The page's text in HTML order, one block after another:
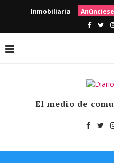
Inmobiliaria Anúnciese
El medio de